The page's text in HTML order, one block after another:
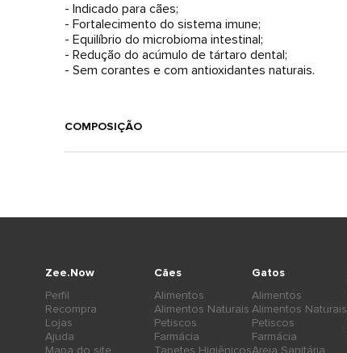
- Indicado para cães;
- Fortalecimento do sistema imune;
- Equilíbrio do microbioma intestinal;
- Redução do acúmulo de tártaro dental;
- Sem corantes e com antioxidantes naturais.
COMPOSIÇÃO
Cães
Alimentos
Alimentos Naturais
Petiscos
Farmácia
Tapetes Higiênicos
Gatos
Alimentos
Alimentos Naturais
Petiscos
Farmácia
Areia Sanitária
Zee.Now
Perfil
Recompra
Lojas
Ajuda
Mapa do site